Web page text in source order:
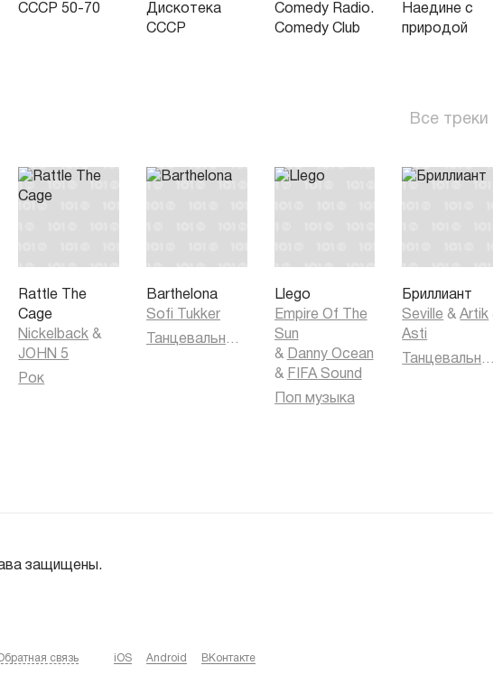
СССР 50-70
Дискотека
СССР
Comedy Radio.
Comedy Club
Наедине с
природой
Все треки
Rattle The
Cage
Nickelback &
JOHN 5
Рок
Barthelona
Sofi Tukker
Llego
Empire Of The
Sun
& Danny Ocean
& FIFA Sound
Поп музыка
Бриллиант
Seville &Artik
Asti
защищены.
связь iOS Android ВКонтакте